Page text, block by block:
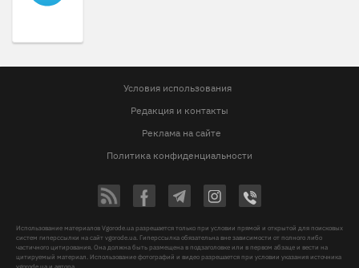
Условия использования
Редакция и контакты
Реклама на сайте
Политика конфиденциальности
Использование материалов Vgorode.ua разрешается только при условии прямой и открытой для поисковых
систем гиперссылки на сайт vgorode.ua. Гиперссылка обязательна вне зависимости от полного либо
частичного цитирования. Она должна быть размещена в подзаголовке или в первом абзаце и вести на
цитируемый материал. Использование фотографий и видео разрешается при условии указания источника
vgorode.ua и автора.